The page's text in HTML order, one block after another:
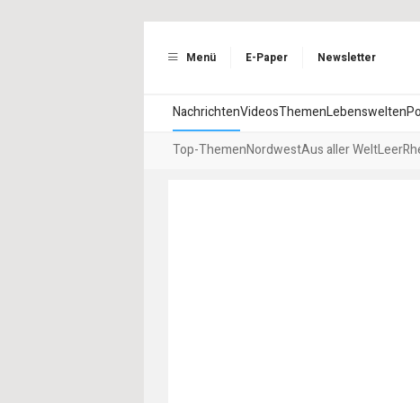
Menü E-Paper Newsletter
NachrichtenVideosThemenLebenswelten
Top-ThemenNordwestAus aller WeltLeer